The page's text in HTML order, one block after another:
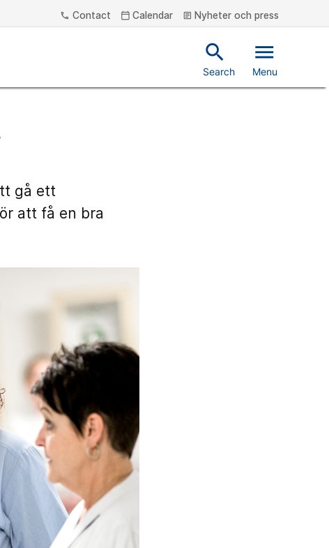
phone Contact calendar_today Calendar article Nyheter och press
search
Search
menu
Menu
gå ett
att få en bra